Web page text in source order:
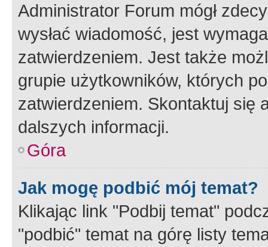
Administrator Forum mógł
wysłać wiadomość, jest
zatwierdzeniem. Jest także
grupie użytkowników, których
zatwierdzeniem. Skontaktuj się
dalszych informacji.
Góra
Jak mogę podbić mój temat?
Klikając link "Podbij temat"
"podbić" temat na górę listy